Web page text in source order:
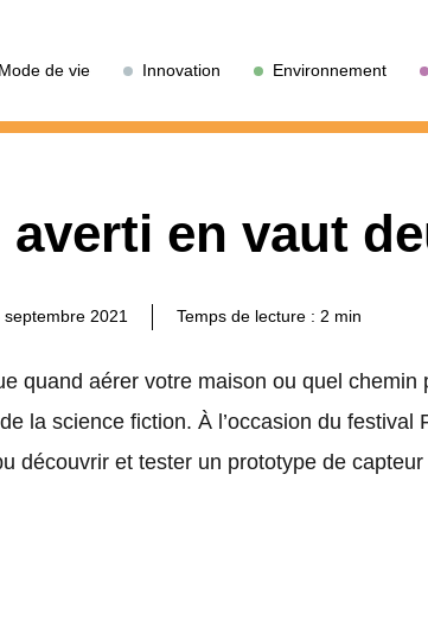
Mode de vie Innovation Environnement
averti en vaut
2021 Temps de lecture : 2 min
quand aérer votre maison ou quel chemin
la science fiction. À l’occasion du festival
découvrir et tester un prototype de